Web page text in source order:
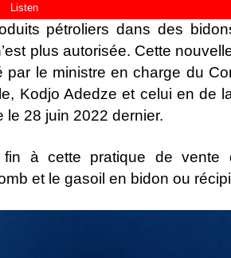
pétroliers dans des
plus autorisée. Cette
par le ministre en charge du
Kodjo Adedze et celui en de
le 28 juin 2022 dernier.
à cette pratique de vente
et le gasoil en bidon ou